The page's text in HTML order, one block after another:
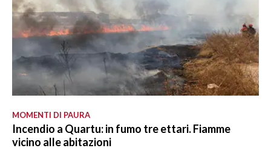
MOMENTI DI PAURA
Incendio a Quartu: in fumo tre ettari. Fiamme
vicino alle abitazioni